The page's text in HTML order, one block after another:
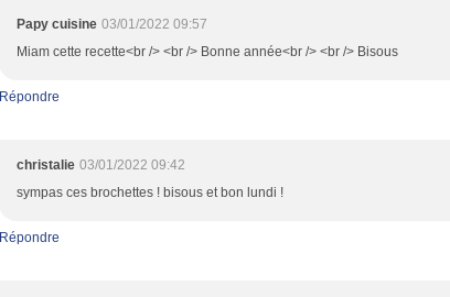
Papy cuisine 03/01/2022 09:57
Miam cette recette<br /> <br /> Bonne année<br /> <br /> Bisous
Répondre
christalie 03/01/2022 09:42
sympas ces brochettes ! bisous et bon lundi !
Répondre